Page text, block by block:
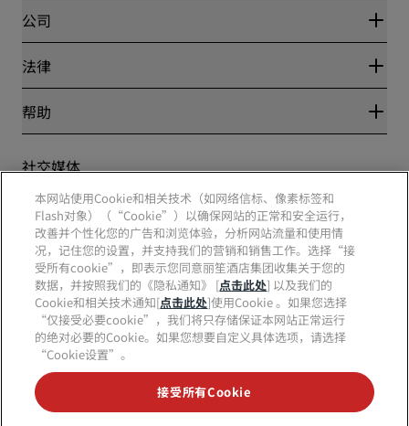
Blog
目的地
丽笙酒店集团APP
体育认证酒店
家庭友好型酒店
健康与安全
合作伙伴
公司
丽笙酒店集团
工作机会 RHG
工作机会 PPHE
The Club by RHG
责任经营
采购
法律
隐私中心
网站使用协议
现代奴隶制声明
帮助
联系方式
常见问题
网站地图
社交媒体
丽笙酒店集团品牌
不再错失我们最受欢迎的酒店优惠
无障碍功能
本网站使用Cookie和相关技术（如网络信标、像素标签和
Flash对象）（“Cookie”）以确保网站的正常和安全运行，
改善并个性化您的广告和浏览体验，分析网站流量和使用情
况，记住您的设置，并支持我们的营销和销售工作。选择“接
受所有cookie”，即表示您同意丽笙酒店集团收集关于您的
数据，并按照我们的《隐私通知》 [点击此处] 以及我们的
Cookie和相关技术通知[点击此处]使用Cookie 。如果您选择
“仅接受必要cookie”，我们将只存储保证本网站正常运行
的绝对必要的Cookie。如果您想要自定义具体选项，请选择
“Cookie设置”。
接受所有Cookie